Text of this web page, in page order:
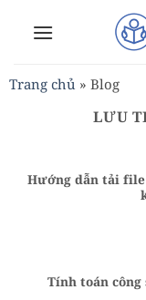
dung
Trang chủ» Blog
LƯU
Hướng dẫn tải file
Tính toán